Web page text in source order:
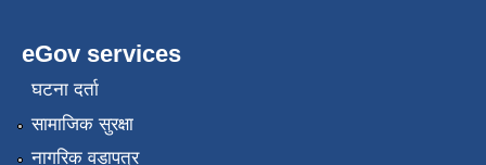
eGov services
घटना दर्ता
सामाजिक सुरक्षा
नागरिक वडापत्र